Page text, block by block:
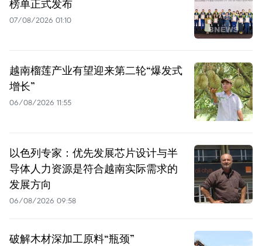
榜单正式发布
07/08/2026 01:10
越南榴莲产业有望迎来第二轮“爆发式
增长”
06/08/2026 11:55
以色列专家：优先发展芯片设计与半
导体人力资源是符合越南实际需求的
发展方向
06/08/2026 09:58
破解木材深加工原料“瓶颈”